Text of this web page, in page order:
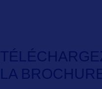
LA